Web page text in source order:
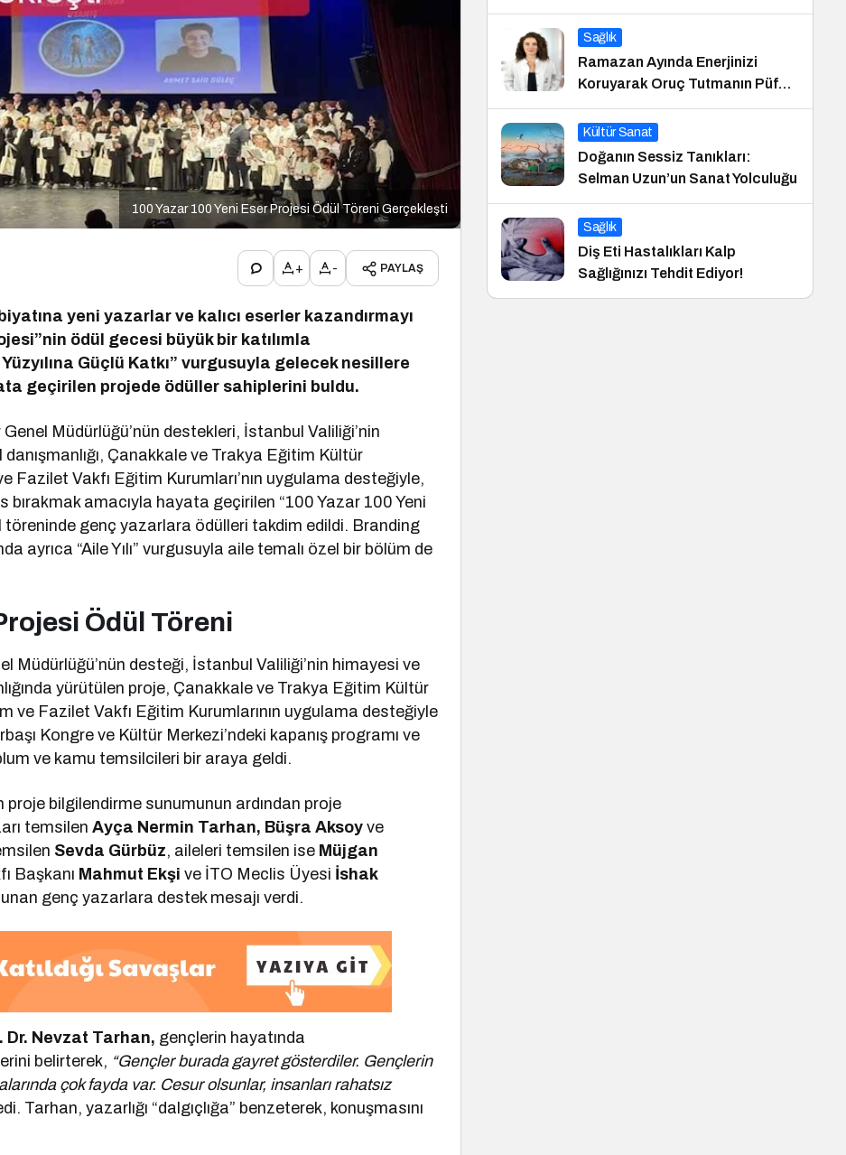
100 Yazar 100 Yeni Eser Projesi Ödül Töreni Gerçekleşti
+ - PAYLAŞ
yeni yazarlar ve kalıcı eserler kazandırmayı
ödül gecesi büyük bir katılımla
Güçlü Katkı” vurgusuyla gelecek nesillere
geçirilen projede ödüller sahiplerini buldu.
Müdürlüğü’nün destekleri, İstanbul Valiliği’nin
Çanakkale ve Trakya Eğitim Kültür
Fazilet Vakfı Eğitim Kurumları’nın uygulama desteğiyle,
bırakmak amacıyla hayata geçirilen “100 Yazar 100 Yeni
töreninde genç yazarlara ödülleri takdim edildi. Branding
ayrıca “Aile Yılı” vurgusuyla aile temalı özel bir bölüm de
Ödül Töreni
Müdürlüğü’nün desteği, İstanbul Valiliği’nin himayesi ve
yürütülen proje, Çanakkale ve Trakya Eğitim Kültür
ve Fazilet Vakfı Eğitim Kurumlarının uygulama desteğiyle
Kongre ve Kültür Merkezi’ndeki kapanış programı ve
ve kamu temsilcileri bir araya geldi.
proje bilgilendirme sunumunun ardından proje
temsilenAyça Nermin Tarhan, Büşra Aksoy ve
Sevda Gürbüz, aileleri temsilen ise Müjgan
Başkanı Mahmut Ekşive İTO Meclis Üyesi İshak
genç yazarlara destek mesajı verdi.
Dr. Nevzat Tarhan, gençlerin hayatında
belirterek, “Gençler burada gayret gösterdiler. Gençlerin
çok fayda var. Cesur olsunlar, insanları rahatsız
Tarhan, yazarlığı “dalgıçlığa” benzeterek, konuşmasını
Verici
Sağlık
Ramazan Ayında Enerjinizi
Koruyarak Oruç Tutmanın Püf
Noktaları
Kültür Sanat
Doğanın Sessiz Tanıkları:
Selman Uzun’un Sanat Yolculuğu
Sağlık
Diş Eti Hastalıkları Kalp
Sağlığınızı Tehdit Ediyor!